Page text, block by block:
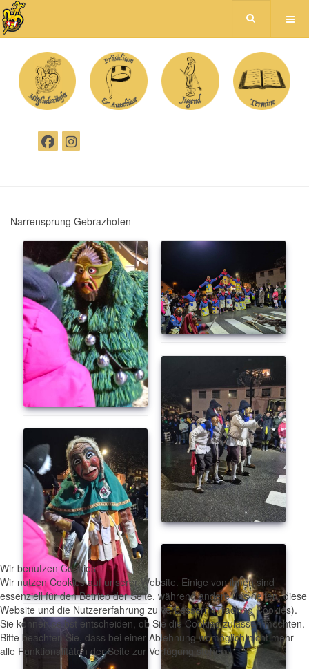
Narrensprung Gebrazhofen
Wir benutzen Cookies
Wir nutzen Cookies auf unserer Website. Einige von ihnen sind
essenziell für den Betrieb der Seite, während andere uns helfen, diese
Website und die Nutzererfahrung zu verbessern (Tracking Cookies).
Sie können selbst entscheiden, ob Sie die Cookies zulassen möchten.
Bitte beachten Sie, dass bei einer Ablehnung womöglich nicht mehr
alle Funktionalitäten der Seite zur Verfügung stehen.